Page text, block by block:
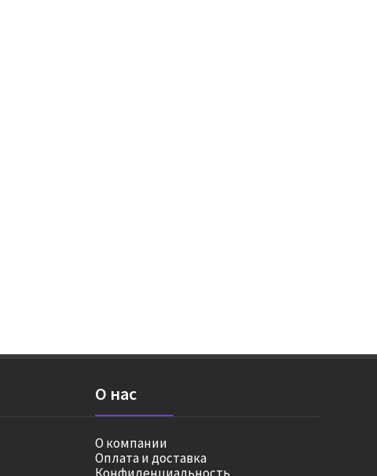
О нас
О компании
Оплата и доставка